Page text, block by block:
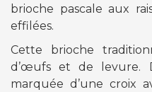
brioche pascale aux
effilées.
Cette brioche
d’œufs et de levure.
marquée d’une croix